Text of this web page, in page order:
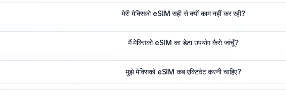
मेरी मेक्सिको eSIM सही से क्यों काम नहीं कर रही?
मैं मेक्सिको eSIM का डेटा उपयोग कैसे जांचूँ?
मुझे मेक्सिको eSIM कब एक्टिवेट करनी चाहिए?